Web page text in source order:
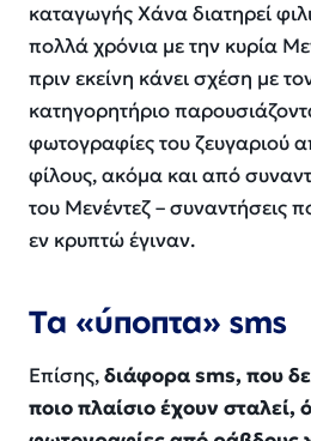
καταγωγής Χάνα διατηρεί
πολλά χρόνια με την κυρία
πριν εκείνη κάνει σχέση με
κατηγορητήριο
φωτογραφίες του ζευγαριού
φίλους, ακόμα και από
του Μενέντεζ – συναντήσεις
εν κρυπτώ έγιναν.
Τα «ύποπτα» sms
Επίσης,διάφορα sms, που
ποιο πλαίσιο έχουν σταλεί,